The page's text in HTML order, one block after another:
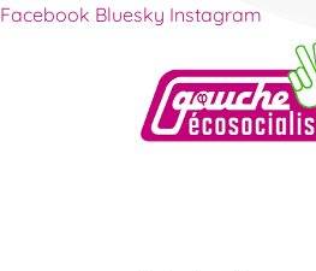
Facebook Bluesky Instagram